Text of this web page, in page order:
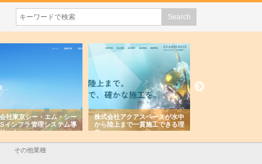
社アクアスペースが水中
上まで一貫施工できる理
株式会社地盤調査事務所が選ば
れ続ける理由と建設コンサルの
強み
その他業種